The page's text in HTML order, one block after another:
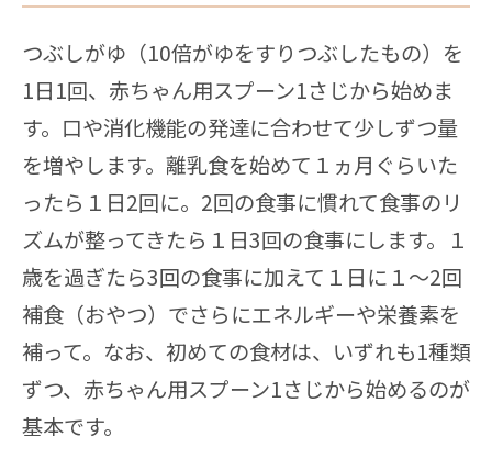
つぶしがゆ（10倍がゆをすりつぶしたもの）を
1日1回、赤ちゃん用スプーン1さじから始めま
す。口や消化機能の発達に合わせて少しずつ量
を増やします。離乳食を始めて１ヵ月ぐらいた
ったら１日2回に。2回の食事に慣れて食事のリ
ズムが整ってきたら１日3回の食事にします。１
歳を過ぎたら3回の食事に加えて１日に１～2回
補食（おやつ）でさらにエネルギーや栄養素を
補って。なお、初めての食材は、いずれも1種類
ずつ、赤ちゃん用スプーン1さじから始めるのが
基本です。